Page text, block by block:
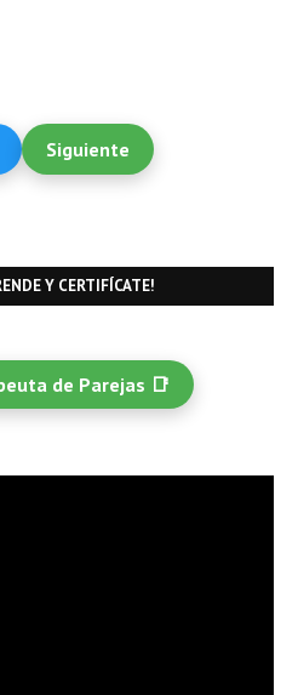
Siguiente
Y CERTIFÍCATE!
de Parejas 📑